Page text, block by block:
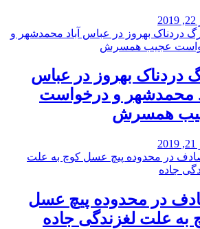
دردناک بهروز در عباس
محمدشهر و درخواست
همسرش
در محدوده پیچ عسل
به علت لغزندگی جاده